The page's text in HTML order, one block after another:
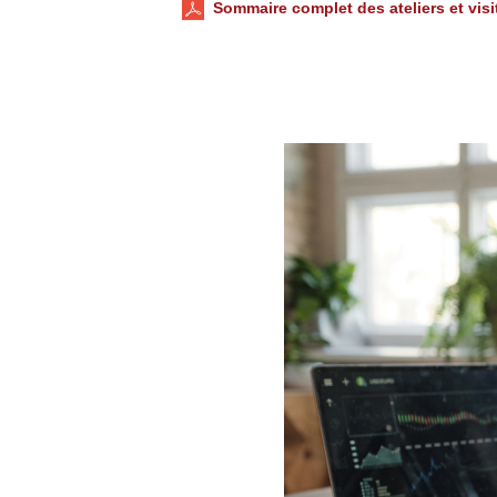
Sommaire complet des ateliers et